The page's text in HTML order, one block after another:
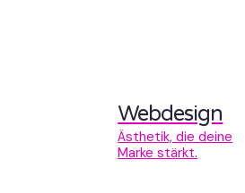
Webdesign
Ästhetik, die deine
Marke stärkt.